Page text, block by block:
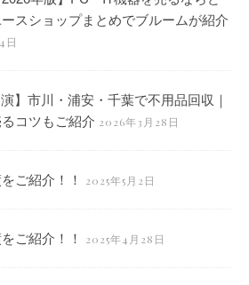
スショップまとめでブルームが紹介
日
】市川・浦安・千葉で不用品回収｜
コツもご紹介 2026年3月28日
ご紹介！！ 2025年5月2日
ご紹介！！ 2025年4月28日